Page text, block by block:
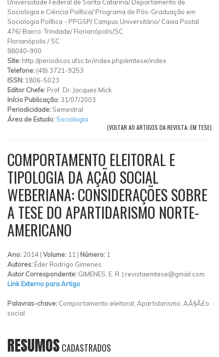
Universidade Federal de Santa Catarina/ Departamento de
Sociologia e Ciência Política/ Programa de Pós-Graduação em
Sociologia Política - PPGSP/ Campus Universitário/ Caixa Postal
476/ Bairro: Trindade/ Florianópolis/SC
Florianópolis / SC
88040-900
Site: http://periodicos.ufsc.br/index.php/emtese/index
Telefone: (48) 3721-9253
ISSN: 1806-5023
Editor Chefe: Prof. Dr. Jacques Mick
Início Publicação: 31/07/2003
Periodicidade: Semestral
Área de Estudo:Sociologia
(VOLTAR AO ARTIGOS DA REVISTA: EM TESE)
COMPORTAMENTO ELEITORAL E
TIPOLOGIA DA AÇÃO SOCIAL
WEBERIANA: CONSIDERAÇÕES SOBRE
A TESE DO APARTIDARISMO NORTE-
AMERICANO
Ano: 2014 | Volume: 11 | Número: 1
Autores: Éder Rodrigo Gimenes
Autor Correspondente: GIMENES, E. R. | revistaemtese@gmail.com
Link Externo para Artigo
Palavras-chave: Comportamento eleitoral; Apartidarismo; AÃ§Ã£o
social
RESUMOSCADASTRADOS